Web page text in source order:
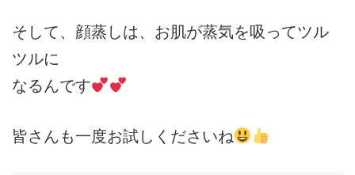
そして、顔蒸しは、お肌が蒸気を吸ってツル
ツルに
なるんです
皆さんも一度お試しくださいね